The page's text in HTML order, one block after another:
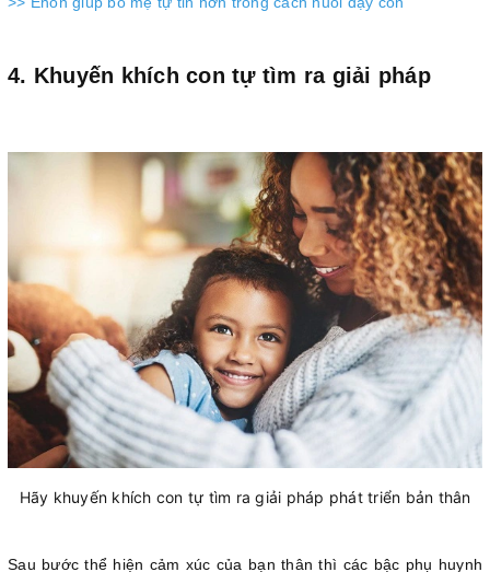
4. Khuyến khích con tự tìm ra giải pháp
Hãy khuyến khích con tự tìm ra giải pháp phát triển bản thân
Sau bước thể hiện cảm xúc của bạn thân thì các bậc phụ huynh